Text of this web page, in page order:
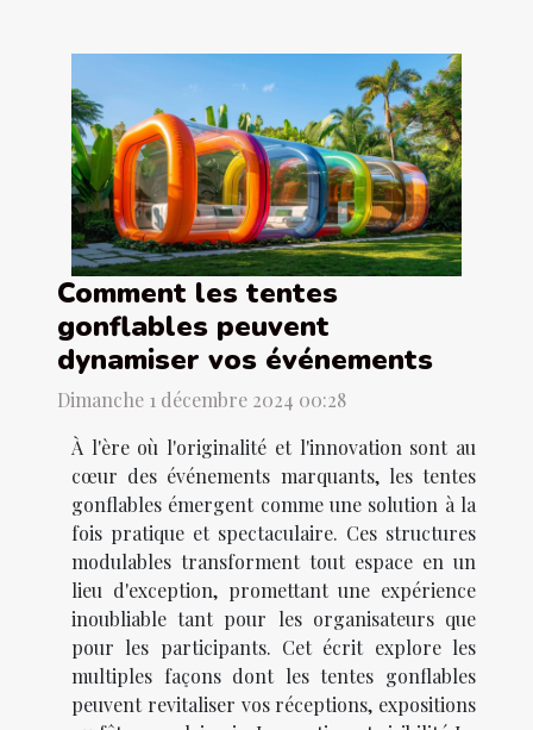
Comment les tentes
gonflables peuvent
dynamiser vos événements
Dimanche 1 décembre 2024 00:28
À l'ère où l'originalité et l'innovation sont au
cœur des événements marquants, les tentes
gonflables émergent comme une solution à la
fois pratique et spectaculaire. Ces structures
modulables transforment tout espace en un
lieu d'exception, promettant une expérience
inoubliable tant pour les organisateurs que
pour les participants. Cet écrit explore les
multiples façons dont les tentes gonflables
peuvent revitaliser vos réceptions, expositions